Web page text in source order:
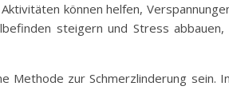
können helfen,
steigern und Stress
Methode zur Schmerzlinderung sein.